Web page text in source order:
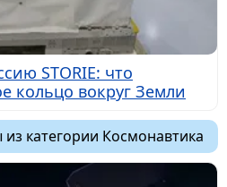
STORIE: что
кольцо вокруг Земли
категории Космонавтика